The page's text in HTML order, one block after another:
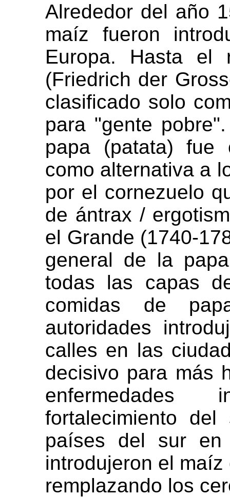
Alrededor del año
maíz fueron
Europa. Hasta el
(Friedrich der
clasificado solo
para "gente
papa (patata) fue
como alternativa a
por el cornezuelo
de ántrax /
el Grande (1740-
general de la
todas las capas
comidas de
autoridades
calles en las
decisivo para más
fortalecimiento
países del sur en
introdujeron el
remplazando los